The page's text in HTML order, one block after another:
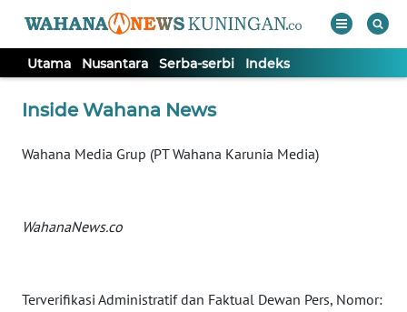
Utama Nusantara Serba-serbi Indeks
Inside Wahana News
Wahana Media Grup (PT Wahana Karunia Media)
WahanaNews.co
Terverifikasi Administratif dan Faktual Dewan Pers, Nomor:
TV
Tutup
NUSANTARA
SERBI